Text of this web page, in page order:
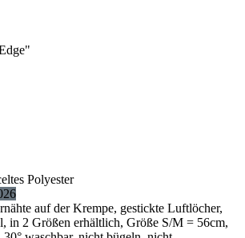
Polyester
auf der Krempe, gestickte Luftlöcher,
in 2 Größen erhältlich, Größe S/M = 56cm,